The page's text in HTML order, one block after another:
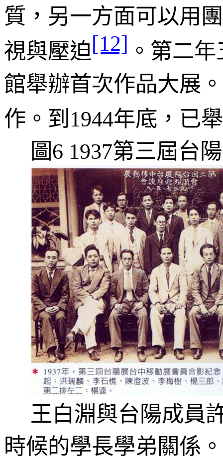
質，另一方面可以用
視與壓迫[12] 。第二
館舉辦首次作品大展
作。到1944年底，已
圖6 1937第三屆台
王白淵與台陽成員
時候的學長學弟關係